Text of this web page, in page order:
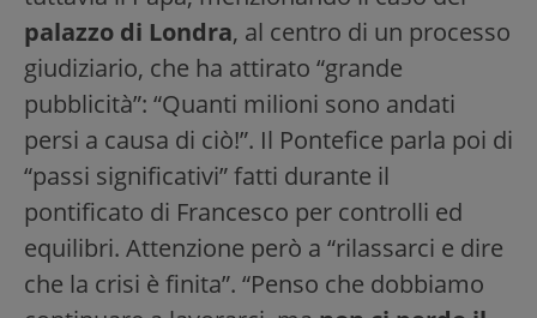
palazzo di Londra, al centro di un processo
giudiziario, che ha attirato “grande
pubblicità”: “Quanti milioni sono andati
persi a causa di ciò!”. Il Pontefice parla poi di
“passi significativi” fatti durante il
pontificato di Francesco per controlli ed
equilibri. Attenzione però a “rilassarci e dire
che la crisi è finita”. “Penso che dobbiamo